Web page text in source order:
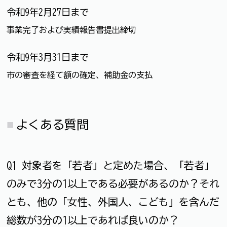
令和9年2月27日まで
事業完了および実績報告書提出締切
令和9年3月31日まで
市の審査を経て額の確定、補助金の支払
よくある質問
Q1 対象者を「若者」と定めた場合、「若者」
のみで3分の1以上である必要があるのか？それ
とも、他の「女性、外国人、こども」を含んだ
総数が3分の1以上であれば良いのか？